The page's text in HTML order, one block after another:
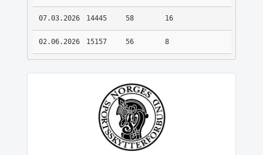
07.03.2026 14445 58 16
02.06.2026 15157 56 8